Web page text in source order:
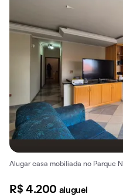
Alugar casa mobiliada no Parque
R$ 4.200 aluguel